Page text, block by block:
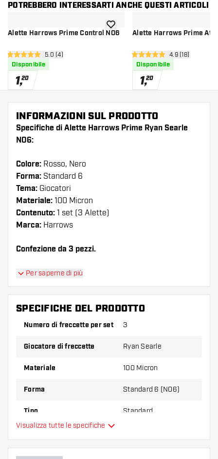
POTREBBERO INTERESSARTI ANCHE QUESTI ARTICOLI
Alette Harrows Prime Control NO6
apri pannello recensioni
5 stelle di valutazione
5.0 (4)
Disponibile
1,20
aggiungi alla lista dei desideri
Alette Harrows Prime
apri pannello
4.9 stelle di valutazione
4.9 (18)
Disponibile
1,20
INFORMAZIONI SUL PRODOTTO
Specifiche di Alette Harrows Prime Ryan Searle
NO6:
Colore: Rosso, Nero
Forma: Standard 6
Tema: Giocatori
Materiale: 100 Micron
Contenuto: 1 set (3 Alette)
Marca: Harrows
Confezione da 3 pezzi.
Suggerimento di Dartshopper!
Assicuratevi di avere a portata di mano un gran
numero di alette e di astine. Questi possono
Provate una forma, un materiale o uno
variante vi si addice di più!
Per saperne di più
SPECIFICHE DEL PRODOTTO
Numero di freccette per set 3
Giocatore di freccette Ryan Searle
Materiale 100 Micron
Forma Standard 6 (NO6)
Tipo Standard
Colori aggiuntivi
Visualizza tutte le specifiche